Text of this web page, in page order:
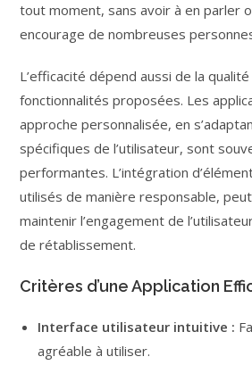
tout moment, sans avoir à en parler
encourage de nombreuses
L’efficacité dépend aussi de la
fonctionnalités proposées. Les
approche personnalisée, en
spécifiques de l’utilisateur, sont
performantes. L’intégration
utilisés de manière responsable,
maintenir l’engagement de
de rétablissement.
Critères d’une Application
Interface utilisateur intuitive :
agréable à utiliser.